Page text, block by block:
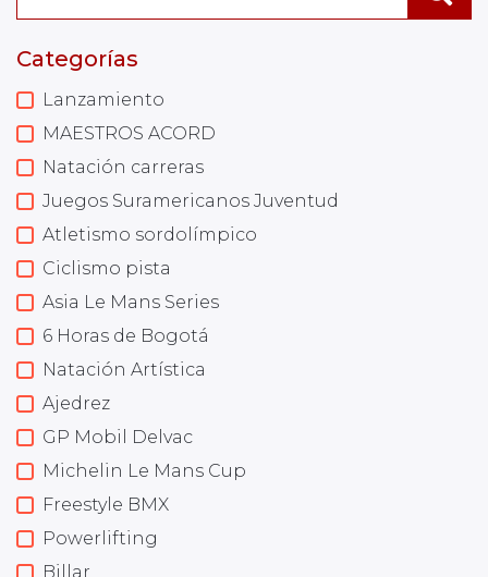
Categorías
Lanzamiento
MAESTROS ACORD
Natación carreras
Juegos Suramericanos Juventud
Atletismo sordolímpico
Ciclismo pista
Asia Le Mans Series
6 Horas de Bogotá
Natación Artística
Ajedrez
GP Mobil Delvac
Michelin Le Mans Cup
Freestyle BMX
Powerlifting
Billar